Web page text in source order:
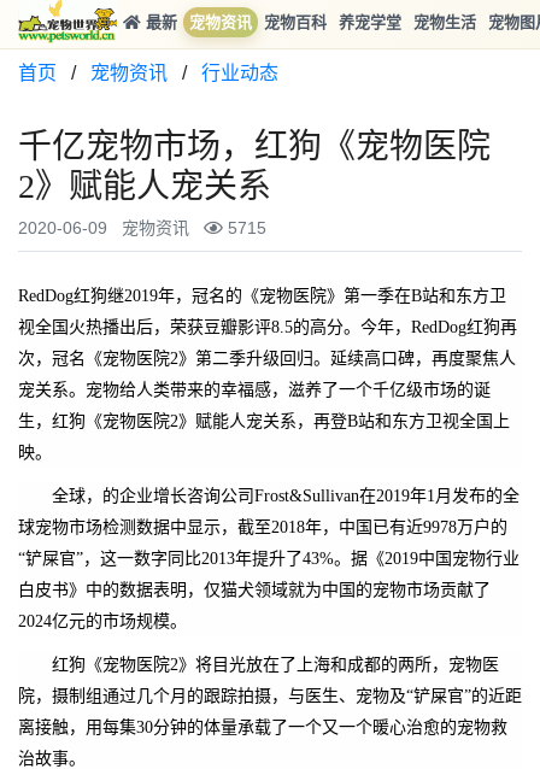
最新 宠物资讯 宠物百科 养宠学堂 宠物生活 宠物图
首页 / 宠物资讯 / 行业动态
千亿宠物市场，红狗《宠物医院
2》赋能人宠关系
2020-06-09 宠物资讯 5715
RedDog红狗继2019年，冠名的《宠物医院》第一季在B站和东方卫
视全国火热播出后，荣获豆瓣影评8.5的高分。今年，RedDog红狗再
次，冠名《宠物医院2》第二季升级回归。延续高口碑，再度聚焦人
宠关系。宠物给人类带来的幸福感，滋养了一个千亿级市场的诞
生，红狗《宠物医院2》赋能人宠关系，再登B站和东方卫视全国上
映。
全球，的企业增长咨询公司Frost&Sullivan在2019年1月发布的全
球宠物市场检测数据中显示，截至2018年，中国已有近9978万户的
“铲屎官”，这一数字同比2013年提升了43%。据《2019中国宠物行业
白皮书》中的数据表明，仅猫犬领域就为中国的宠物市场贡献了
2024亿元的市场规模。
红狗《宠物医院2》将目光放在了上海和成都的两所，宠物医
院，摄制组通过几个月的跟踪拍摄，与医生、宠物及“铲屎官”的近距
离接触，用每集30分钟的体量承载了一个又一个暖心治愈的宠物救
治故事。